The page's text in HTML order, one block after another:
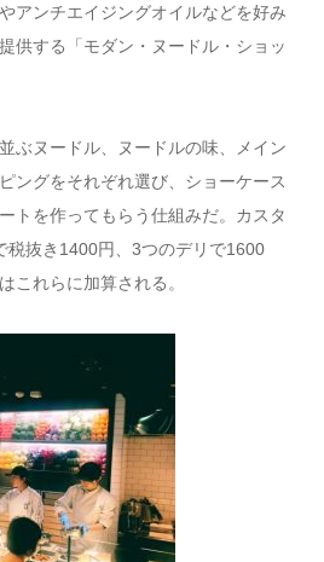
アンチエイジングオイルなどを好み
供する「モダン・ヌードル・ショッ
ぶヌードル、ヌードルの味、メイン
ングをそれぞれ選び、ショーケース
トを作ってもらう仕組みだ。カスタ
税抜き1400円、3つのデリで1600
これらに加算される。